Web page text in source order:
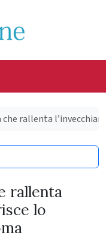
che rallenta
rallenta
lo